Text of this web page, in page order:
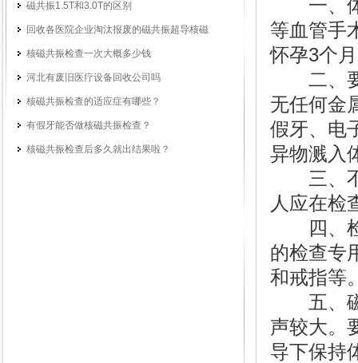
磁共振1.5T和3.0T的区别
回收各医院企业淘汰报废的磁共振超导核磁
核磁共振检查一次大概多少钱
河北有废旧医疗设备回收公司吗
核磁共振检查的适应症有哪些？
有假牙能否做核磁共振检查？
核磁共振检查后多久就出结果啦？
一、体
等血管手
怀孕3个
二、要
无任何金
假牙、电
异物溅入
三、不
人应在检
四、检
的检查专
和戒指等
五、磁
声较大。
导下保持